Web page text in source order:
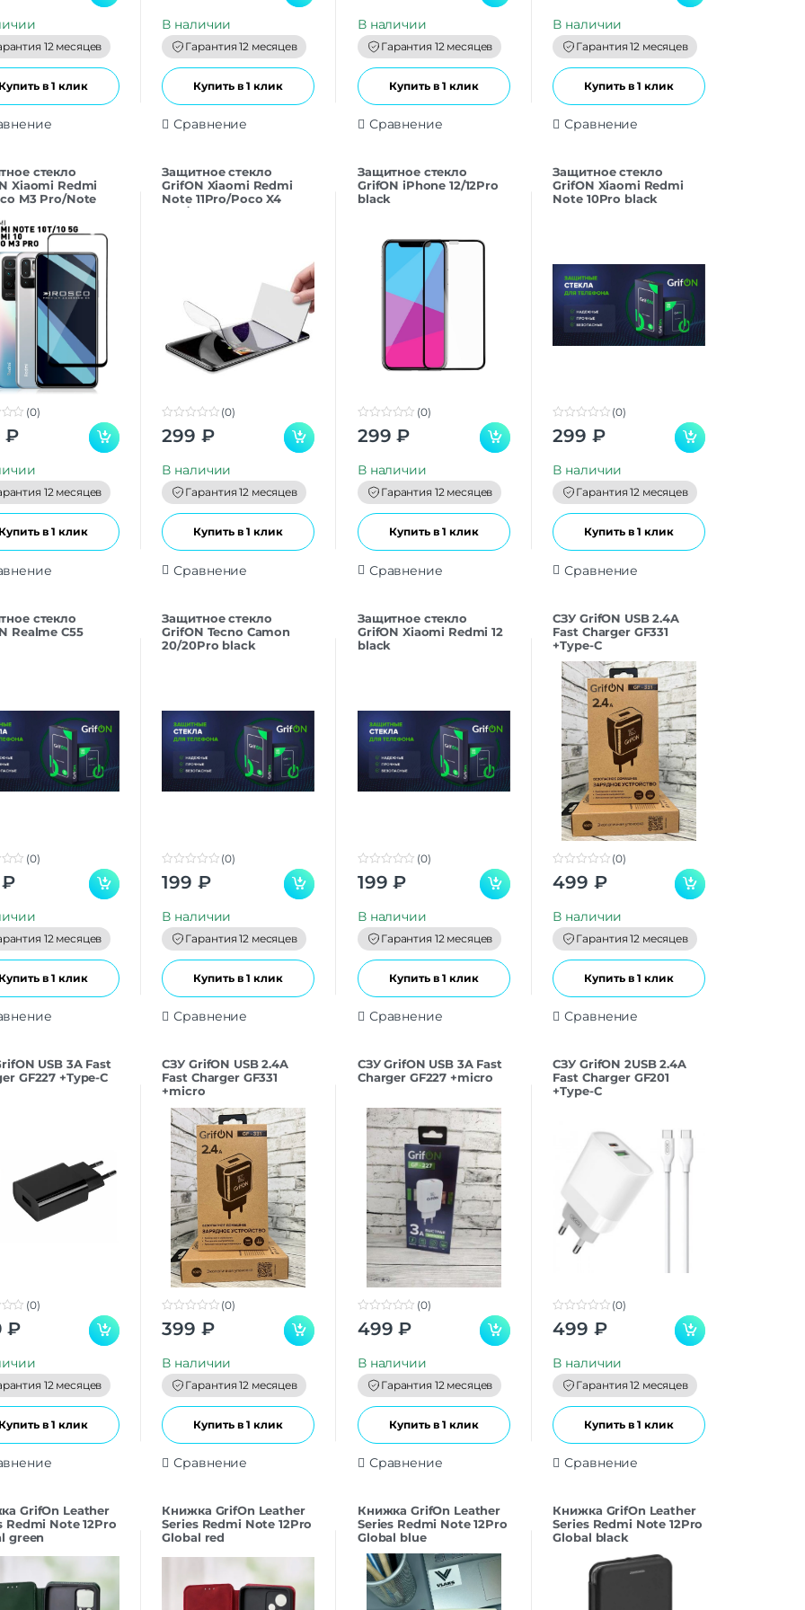
12 месяцев
Купить в 1 клик
o
В наличии
Гарантия 12 месяцев
Купить в 1 клик
Сравнение
o
В наличии
Гарантия 12 месяцев
Купить в 1 клик
Сравнение
o
В наличии
Гарантия 12 месяцев
Купить в 1 клик
Сравнение
cтекло
Xiaomi Redmi
M3 Pro/Note
(0)
₽
12 месяцев
Купить в 1 клик
Защитнoe cтекло
GrifON Xiaomi Redmi
Note 11Pro/Poco X4
Pro/Sams A73 black
0
o
o
(0)
299 ₽
В наличии
Гарантия 12 месяцев
Купить в 1 клик
Сравнение
Защитнoe cтекло
GrifON iPhone 12/12Pro
black
0
o
o
(0)
299 ₽
В наличии
Гарантия 12 месяцев
Купить в 1 клик
Сравнение
Защитнoe cтекло
GrifON Xiaomi Redmi
Note 10Pro black
0
o
o
(0)
299 ₽
В наличии
Гарантия 12 месяцев
Купить в 1 клик
Сравнение
cтекло
Realme С55
(0)
₽
12 месяцев
Купить в 1 клик
Защитнoe cтекло
GrifON Tecno Camon
20/20Pro black
0
o
(0)
199 ₽
В наличии
Гарантия 12 месяцев
Купить в 1 клик
Сравнение
Защитнoe cтекло
GrifON Xiaomi Redmi 12
black
0
o
(0)
199 ₽
В наличии
Гарантия 12 месяцев
Купить в 1 клик
Сравнение
СЗУ GrifON USB 2.4A
Fast Charger GF331
+Type-C
o
o
(0)
499 ₽
В наличии
Гарантия 12 месяцев
Купить в 1 клик
Сравнение
USB 3A Fast
GF227 +Type-C
(0)
₽
12 месяцев
Купить в 1 клик
СЗУ GrifON USB 2.4A
Fast Charger GF331
+micro
0
o
o
(0)
399 ₽
В наличии
Гарантия 12 месяцев
Купить в 1 клик
Сравнение
СЗУ GrifON USB 3A Fast
Charger GF227 +micro
o
o
(0)
499 ₽
В наличии
Гарантия 12 месяцев
Купить в 1 клик
Сравнение
СЗУ GrifON 2USB 2.4A
Fast Charger GF201
+Type-C
o
o
(0)
499 ₽
В наличии
Гарантия 12 месяцев
Купить в 1 клик
Сравнение
GrifOn Leather
Redmi Note 12Pro
green
Книжка GrifOn Leather
Series Redmi Note 12Pro
Global red
Книжка GrifOn Leather
Series Redmi Note 12Pro
Global blue
Книжка GrifOn Leather
Series Redmi Note 12Pro
Global black